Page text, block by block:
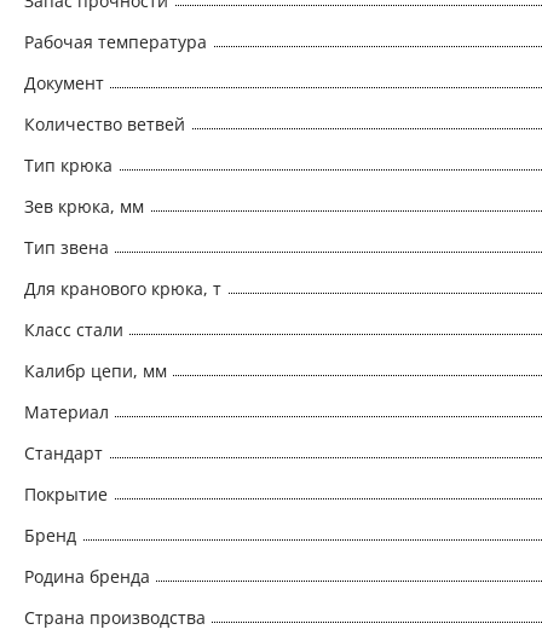
Рабочая температура
Документ
Количество ветвей
Тип крюка
Зев крюка, мм
Тип звена
Для кранового крюка, т
Класс стали
Калибр цепи, мм
Материал
Стандарт
Покрытие
Бренд
Родина бренда
Страна производства